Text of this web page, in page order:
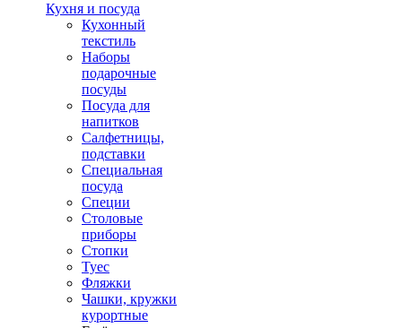
Кухня и посуда
Кухонный
текстиль
Наборы
подарочные
посуды
Посуда для
напитков
Салфетницы,
подставки
Специальная
посуда
Специи
Столовые
приборы
Стопки
Туес
Фляжки
Чашки, кружки
курортные